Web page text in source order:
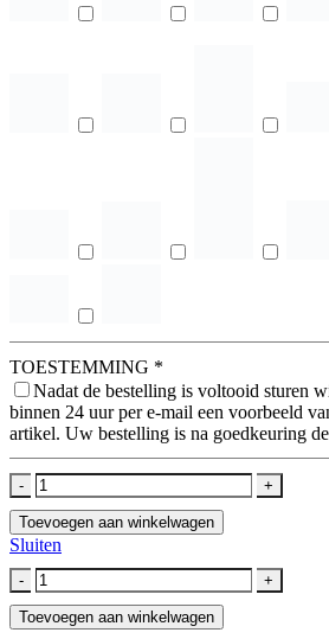
TOESTEMMING *
Nadat de bestelling is voltooid sturen
binnen 24 uur per e-mail een voorbeeld
artikel. Uw bestelling is na goedkeuring
- +
Toevoegen aan winkelwagen
Sluiten
- +
Toevoegen aan winkelwagen